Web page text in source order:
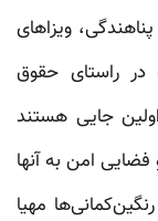
ویزاهای
در راستای حقوق
جایی هستند
امن به آنها
مهیا